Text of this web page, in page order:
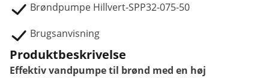
Brøndpumpe Hillvert-SPP32-075-50
Brugsanvisning
Produktbeskrivelse
Effektiv vandpumpe til brønd med en høj